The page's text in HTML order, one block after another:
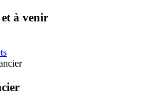
à venir